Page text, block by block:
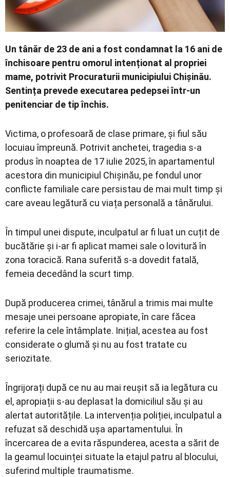
Un tânăr de 23 de ani a fost condamnat la 16 ani de
închisoare pentru omorul intenționat al propriei
mame, potrivit Procuraturii municipiului Chișinău.
Sentința prevede executarea pedepsei într-un
penitenciar de tip închis.
Victima, o profesoară de clase primare, și fiul său
locuiau împreună. Potrivit anchetei, tragedia s-a
produs în noaptea de 17 iulie 2025, în apartamentul
acestora din municipiul Chișinău, pe fondul unor
conflicte familiale care persistau de mai mult timp și
care aveau legătură cu viața personală a tânărului.
În timpul unei dispute, inculpatul ar fi luat un cuțit de
bucătărie și i-ar fi aplicat mamei sale o lovitură în
zona toracică. Rana suferită s-a dovedit fatală,
femeia decedând la scurt timp.
După producerea crimei, tânărul a trimis mai multe
mesaje unei persoane apropiate, în care făcea
referire la cele întâmplate. Inițial, acestea au fost
considerate o glumă și nu au fost tratate cu
seriozitate.
Îngrijorați după ce nu au mai reușit să ia legătura cu
el, apropiații s-au deplasat la domiciliul său și au
alertat autoritățile. La intervenția poliției, inculpatul a
refuzat să deschidă ușa apartamentului. În
încercarea de a evita răspunderea, acesta a sărit de
la geamul locuinței situate la etajul patru al blocului,
suferind multiple traumatisme.